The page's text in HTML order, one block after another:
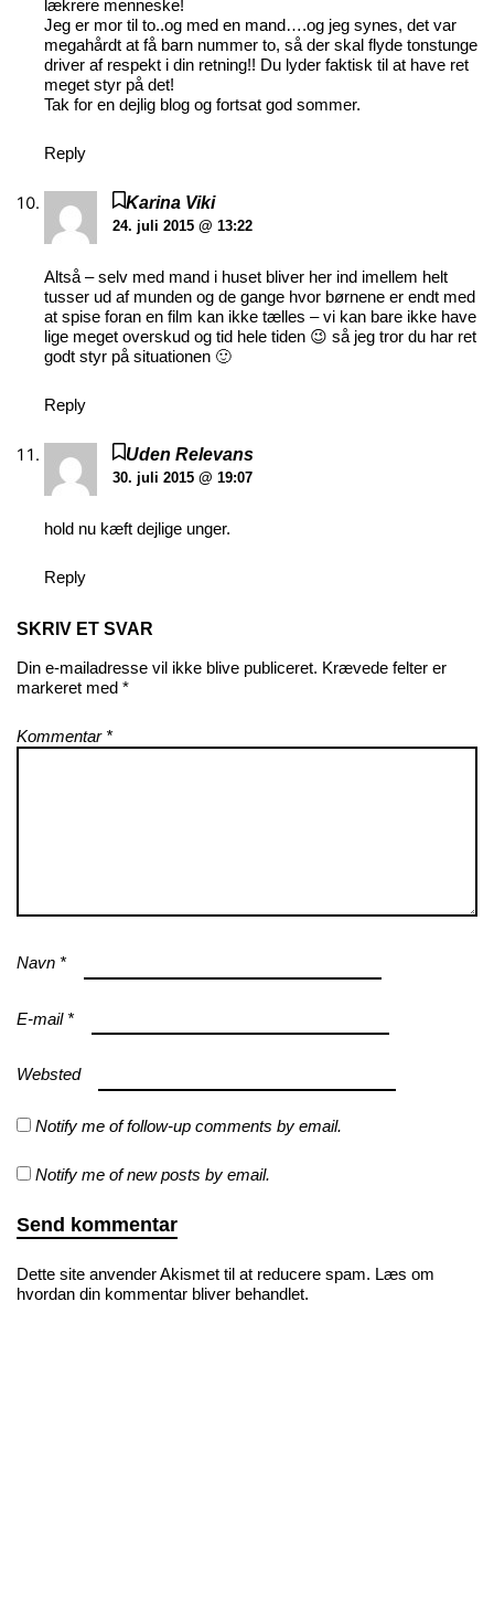
lækrere menneske!
Jeg er mor til to..og med en mand….og jeg synes, det var
megahårdt at få barn nummer to, så der skal flyde tonstunge
driver af respekt i din retning!! Du lyder faktisk til at have ret
meget styr på det!
Tak for en dejlig blog og fortsat god sommer.
Reply
Karina Viki
24. juli 2015 @ 13:22
Altså – selv med mand i huset bliver her ind imellem helt
tusser ud af munden og de gange hvor børnene er endt med
at spise foran en film kan ikke tælles – vi kan bare ikke have
lige meget overskud og tid hele tiden 😉 så jeg tror du har ret
godt styr på situationen 🙂
Reply
Uden Relevans
30. juli 2015 @ 19:07
hold nu kæft dejlige unger.
Reply
SKRIV ET SVAR
Din e-mailadresse vil ikke blive publiceret. Krævede felter er
markeret med *
Kommentar *
Navn *
E-mail *
Websted
Notify me of follow-up comments by email.
Notify me of new posts by email.
Dette site anvender Akismet til at reducere spam. Læs om
hvordan din kommentar bliver behandlet.